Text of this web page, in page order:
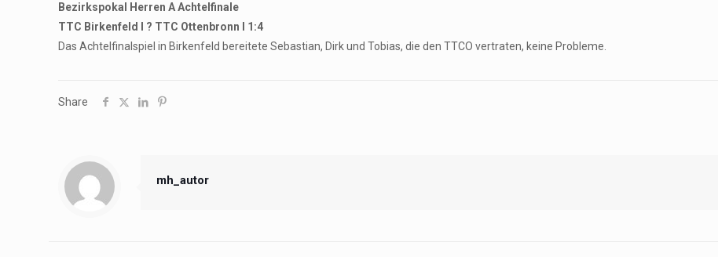
Bezirkspokal Herren A Achtelfinale
TTC Birkenfeld I ? TTC Ottenbronn I 1:4
Das Achtelfinalspiel in Birkenfeld bereitete Sebastian, Dirk und Tobias, die den TTCO vertraten, keine Probleme.
Share
mh_autor